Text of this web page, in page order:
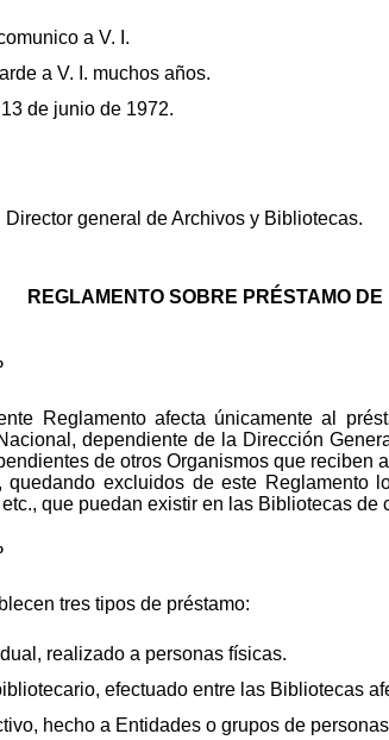
a V. I.
a V. I. muchos años.
de junio de 1972.
Director general de Archivos y Bibliotecas.
REGLAMENTO SOBRE PRÉSTAMO
Reglamento afecta únicamente al
dependiente de la Dirección
de otros Organismos que reciben
quedando excluidos de este Reglamento
que puedan existir en las Bibliotecas de
tres tipos de préstamo:
realizado a personas físicas.
efectuado entre las Bibliotecas
hecho a Entidades o grupos de